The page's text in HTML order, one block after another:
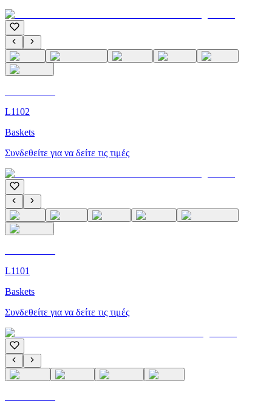
L1102
Baskets
Συνδεθείτε για να δείτε τις τιμές
L1101
Baskets
Συνδεθείτε για να δείτε τις τιμές